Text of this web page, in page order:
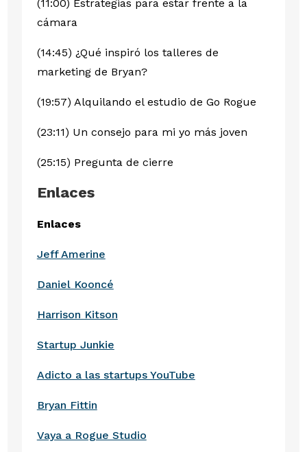
(11:00) Estrategias para estar frente a la
cámara
(14:45) ¿Qué inspiró los talleres de
marketing de Bryan?
(19:57) Alquilando el estudio de Go Rogue
(23:11) Un consejo para mi yo más joven
(25:15) Pregunta de cierre
Enlaces
Enlaces
Jeff Amerine
Daniel Kooncé
Harrison Kitson
Startup Junkie
Adicto a las startups YouTube
Bryan Fittin
Vaya a Rogue Studio